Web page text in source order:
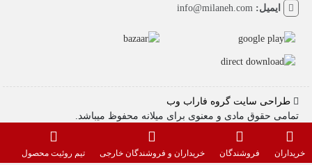
ایمیل:info@milaneh.com
طراحی سایت گروه فاراب وب
تمامی حقوق مادی و معنوی برای میلانه محفوظ میباشد.
خریداران فروشندگان خریداران و فروشندگان خارجی تیم روئیت محصول